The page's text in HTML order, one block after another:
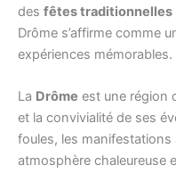
des fêtes traditionnelles
Drôme s’affirme comme
expériences mémorables.
La Drôme est une région
et la convivialité de ses
foules, les
atmosphère chaleureuse